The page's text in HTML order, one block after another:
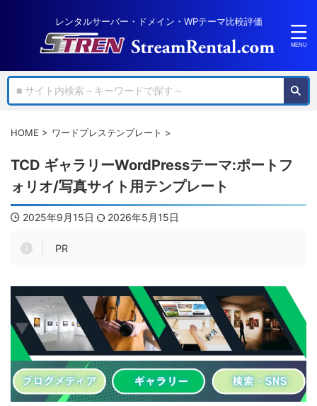
レンタルサーバー・ドメイン・WPテーマ比較評価
HOME > ワードプレステンプレート >
TCD ギャラリーWordPressテーマ:ポートフ
ォリオ/写真サイト用テンプレート
2025年9月15日 2026年5月15日
PR